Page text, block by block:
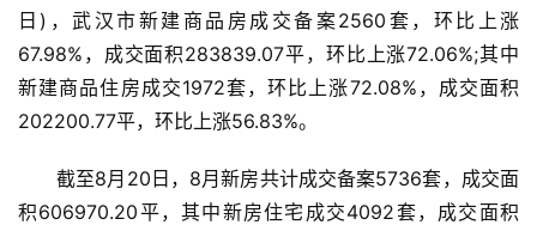
日)，武汉市新建商品房成交备案2560套，环比上涨
67.98%，成交面积283839.07平，环比上涨72.06%;其中
新建商品住房成交1972套，环比上涨72.08%，成交面积
202200.77平，环比上涨56.83%。
截至8月20日，8月新房共计成交备案5736套，成交面
积606970.20平，其中新房住宅成交4092套，成交面积